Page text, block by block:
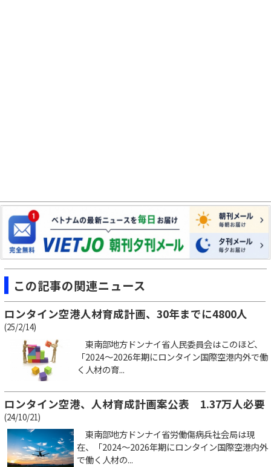
この記事の関連ニュース
ロンタイン空港人材育成計画、30年までに4800人
(25/2/14)
東南部地方ドンナイ省人民委員会はこのほど、
「2024～2026年期にロンタイン国際空港内外で働
く人材の育...
ロンタイン空港、人材育成計画案公表 1.37万人必要
(24/10/21)
東南部地方ドンナイ省労働傷病兵社会局は現
在、「2024～2026年期にロンタイン国際空港内外
で働く人材の...